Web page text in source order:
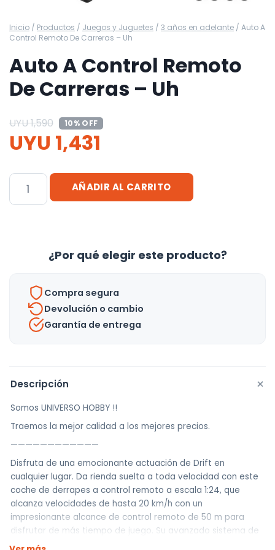
Inicio / Productos / Juegos y Juguetes / 3 años en adelante / Auto A
Control Remoto De Carreras – Uh
Auto A Control Remoto
De Carreras – Uh
UYU1,590 10% OFF
UYU 1,431
Auto
Carreras
cantidad
AÑADIR AL CARRITO
¿Por qué elegir este producto?
Compra segura
Devolución o cambio
Garantía de entrega
Descripción +
Somos UNIVERSO HOBBY !!
Traemos la mejor calidad a los mejores precios.
————————————
Disfruta de una emocionante actuación de Drift en
cualquier lugar. Da rienda suelta a toda velocidad con este
coche de derrapes a control remoto a escala 1:24, que
alcanza velocidades de hasta 20 km/h con un
impresionante alcance de control remoto de 50 m para
disfrutar de más tiempo de juego. Su avanzado sistema de
tracción a las cuatro ruedas garantiza una estabilidad